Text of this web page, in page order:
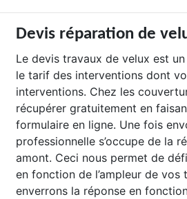
Devis réparation de
Le devis travaux de velux est
le tarif des interventions dont
interventions. Chez les
récupérer gratuitement en
formulaire en ligne. Une fois
professionnelle s’occupe de la
amont. Ceci nous permet de
en fonction de l’ampleur de vos
enverrons la réponse en